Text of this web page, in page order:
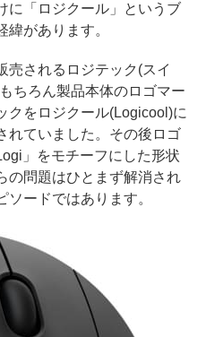
に「ロジクール」というブ
があります。
売されるロジテック(スイ
ちろん製品本体のロゴマー
クをロジクール(Logicool)に
れていました。その後ロゴ
」をモチーフにした形状
の問題はひとまず解消され
ソードではあります。